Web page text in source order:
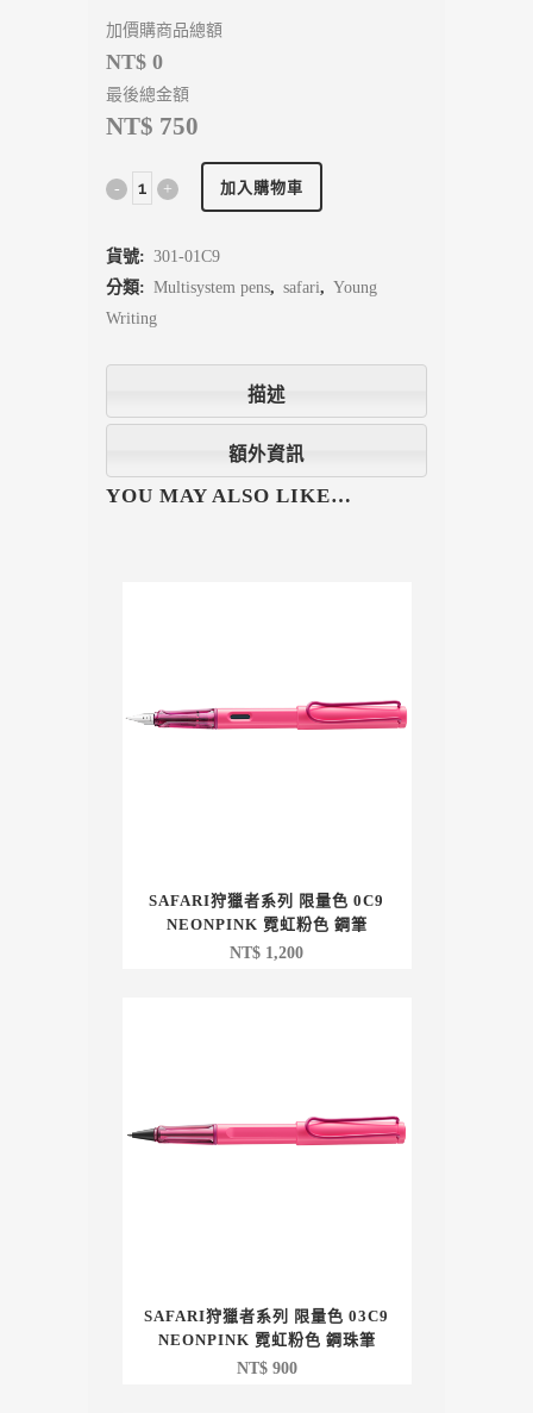
加價購商品總額
NT$ 0
最後總金額
NT$ 750
加入購物車
貨號: 301-01C9
分類: Multisystem pens, safari, Young
Writing
描述
額外資訊
YOU MAY ALSO LIKE…
SAFARI狩獵者系列 限量色 0C9
NEONPINK 霓虹粉色 鋼筆
NT$ 1,200
SAFARI狩獵者系列 限量色 03C9
NEONPINK 霓虹粉色 鋼珠筆
NT$900